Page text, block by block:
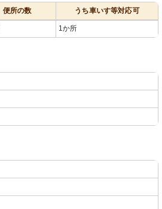
便所の数 うち車いす等対応可
1か所